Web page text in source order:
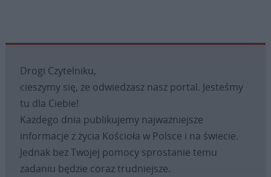
Drogi Czytelniku,
cieszymy się, że odwiedzasz nasz portal. Jesteśmy
tu dla Ciebie!
Każdego dnia publikujemy najważniejsze
informacje z życia Kościoła w Polsce i na świecie.
Jednak bez Twojej pomocy sprostanie temu
zadaniu będzie coraz trudniejsze.